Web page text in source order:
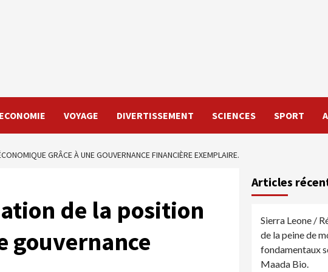
ECONOMIE VOYAGE DIVERTISSEMENT SCIENCES SPORT
GRÂCE À UNE GOUVERNANCE FINANCIÈRE EXEMPLAIRE.
de la position
gouvernance
Articles
Sierra Leone /
de la peine de
fondamentaux
Maada Bio.